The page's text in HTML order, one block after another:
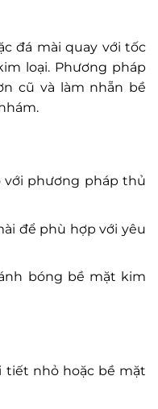
đá mài quay với tốc
loại. Phương pháp
cũ và làm nhẵn bề
với phương pháp thủ
để phù hợp với yêu
bóng bề mặt kim
tiết nhỏ hoặc bề mặt